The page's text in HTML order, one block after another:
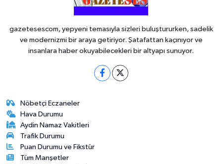
gazetesescom, yepyeni temasıyla sizleri buluştururken, sadelik
ve modernizmi bir araya getiriyor. Şatafattan kaçınıyor ve
insanlara haber okuyabilecekleri bir altyapı sunuyor.
Nöbetçi Eczaneler
Hava Durumu
Aydin Namaz Vakitleri
Trafik Durumu
Puan Durumu ve Fikstür
Tüm Manşetler